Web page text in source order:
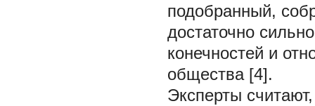
подобранный,
достаточно
конечностей и
общества [4].
Эксперты